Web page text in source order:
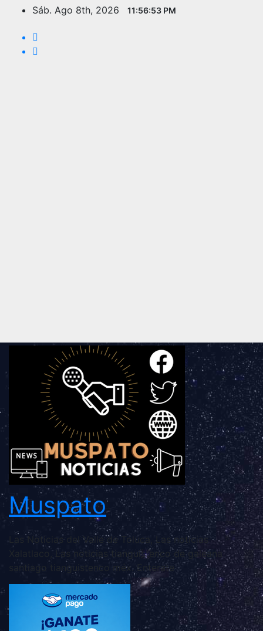
Saltar
contenido
Sáb. Ago 8th, 2026 11:56:55 PM
Muspato
Las Noticias del Valle de Toluca, Las noticias
Xalatlaco, Las noticias tianguistenco de galeana
santiago tianguistenco méx. Enterate